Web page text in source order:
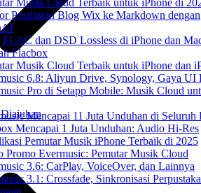
Musik Cloud Terbaik untuk iPhone di
Postingan Blog Wix ke Markdown dengan
FLAC dan DSD Lossless di iPhone dan
Flacbox
Musik Cloud Terbaik untuk iPhone dan
6.8: Aliyun Drive, Synology, Gaya UI
Pro di Setapp Mobile: Musik Cloud
Mencapai 11 Juta Unduhan di Seluruh
Mencapai 1 Juta Unduhan: Audio Hi-Res
Pemutar Musik iPhone Terbaik di 2025
Promo Evermusic: Pemutar Musik Cloud
3.6: CarPlay, VoiceOver, dan Lainnya
3.1: Crossfade, Sinkronisasi